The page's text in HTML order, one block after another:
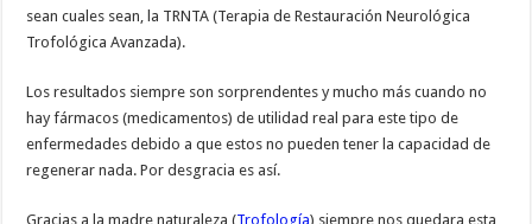
sean cuales sean, la TRNTA (Terapia de Restauración Neurológica
Trofológica Avanzada).
Los resultados siempre son sorprendentes y mucho más cuando no
hay fármacos (medicamentos) de utilidad real para este tipo de
enfermedades debido a que estos no pueden tener la capacidad de
regenerar nada. Por desgracia es así.
Gracias a la madre naturaleza (Trofología) siempre nos quedara esta